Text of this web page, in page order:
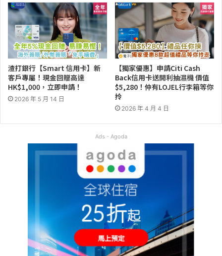
渣打銀行【Smart 信用卡】新
客戶專屬！現金回贈高達
HK$1,000，立即申請！
2026 年 5 月 14 日
【獨家優惠】申請Citi Cash
Back信用卡送開利抽濕機 價值
$5,280！仲有LOJEL行李箱等你
拎
2026 年 4 月 4 日
Ads - Agoda